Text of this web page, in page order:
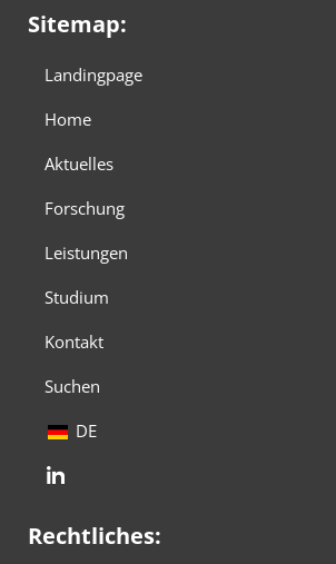
Sitemap:
Landingpage
Home
Aktuelles
Forschung
Leistungen
Studium
Kontakt
Suchen
DE
Rechtliches: